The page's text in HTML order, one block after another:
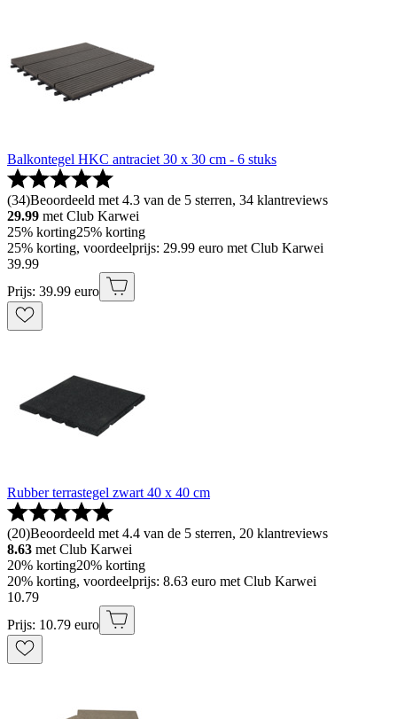
Balkontegel HKC antraciet 30 x 30 cm - 6 stuks
(34)Beoordeeld met 4.3 van de 5 sterren, 34 klantreviews
29.99 met Club Karwei
25% korting25% korting
25% korting, voordeelprijs: 29.99 euro met Club Karwei
39.99
Prijs: 39.99 euro
Rubber terrastegel zwart 40 x 40 cm
(20)Beoordeeld met 4.4 van de 5 sterren, 20 klantreviews
8.63 met Club Karwei
20% korting20% korting
20% korting, voordeelprijs: 8.63 euro met Club Karwei
10.79
Prijs: 10.79 euro